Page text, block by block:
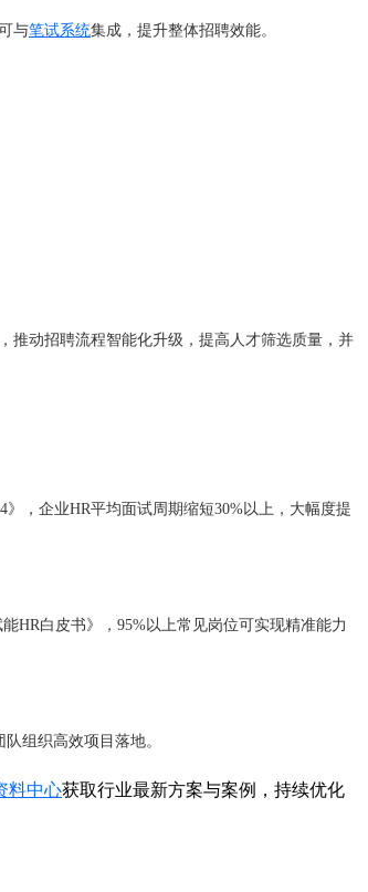
与笔试系统集成，提升整体招聘效能。
推动招聘流程智能化升级，提高人才筛选质量，并
，企业HR平均面试周期缩短30%以上，大幅度提
HR白皮书》，95%以上常见岗位可实现精准能力
组织高效项目落地。
料中心获取行业最新方案与案例，持续优化